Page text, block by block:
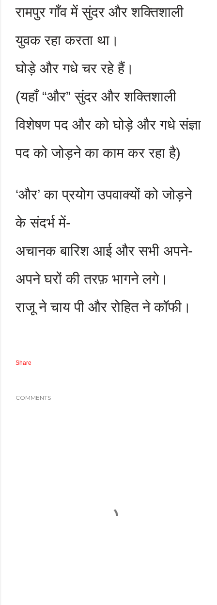
रामपुर गाँव में सुंदर और शक्तिशाली
युवक रहा करता था।
घोड़े और गधे चर रहे हैं।
(यहाँ “और” सुंदर और शक्तिशाली
विशेषण पद और को घोड़े और गधे संज्ञा
पद को जोड़ने का काम कर रहा है)
‘और’ का प्रयोग उपवाक्यों को जोड़ने
के संदर्भ में-
अचानक बारिश आई और सभी अपने-
अपने घरों की तरफ़ भागने लगे।
राजू ने चाय पी और रोहित ने कॉफी।
Share
COMMENTS